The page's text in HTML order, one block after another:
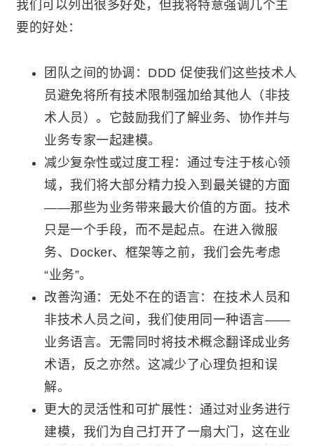
我们可以列出很多好处，但我将特意强调几个主
要的好处：
团队之间的协调：DDD 促使我们这些技术人
员避免将所有技术限制强加给其他人（非技
术人员）。它鼓励我们了解业务、协作并与
业务专家一起建模。
减少复杂性或过度工程：通过专注于核心领
域，我们将大部分精力投入到最关键的方面
——那些为业务带来最大价值的方面。技术
只是一个手段，而不是起点。在进入微服
务、Docker、框架等之前，我们会先考虑
“业务”。
改善沟通：无处不在的语言：在技术人员和
非技术人员之间，我们使用同一种语言——
业务语言。无需同时将技术概念翻译成业务
术语，反之亦然。这减少了心理负担和误
解。
更大的灵活性和可扩展性：通过对业务进行
建模，我们为自己打开了一扇大门，这在业